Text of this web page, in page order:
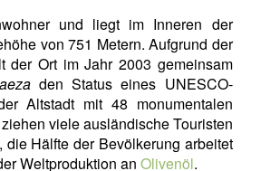
und liegt im Inneren der
von 751 Metern. Aufgrund der
der Ort im Jahr 2003 gemeinsam
den Status eines UNESCO-
Altstadt mit 48 monumentalen
viele ausländische Touristen
Hälfte der Bevölkerung arbeitet
Weltproduktion an Olivenöl.